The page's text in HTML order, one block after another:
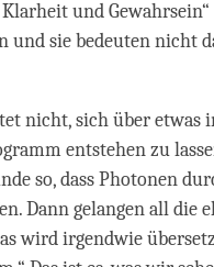
und
sie bedeuten nicht
nicht, sich über etwas
entstehen zu
so, dass Photonen
Dann gelangen all die
wird irgendwie